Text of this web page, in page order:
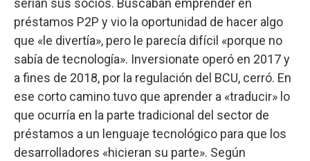
serían sus socios. Buscaban emprender en
préstamos P2P y vio la oportunidad de hacer algo
que «le divertía», pero le parecía difícil «porque no
sabía de tecnología». Inversionate operó en 2017 y
a fines de 2018, por la regulación del BCU, cerró. En
ese corto camino tuvo que aprender a «traducir» lo
que ocurría en la parte tradicional del sector de
préstamos a un lenguaje tecnológico para que los
desarrolladores «hicieran su parte». Según